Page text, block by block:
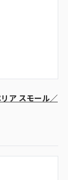
ア スモール／